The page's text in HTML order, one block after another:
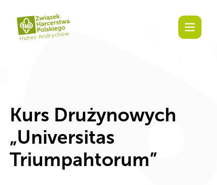
Kurs Drużynowych
„Universitas
Triumpahtorum”